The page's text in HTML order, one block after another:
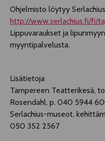
Ohjelmisto löytyy
http://www.serlachius.fi/fi/
Lippuvaraukset ja
myyntipalvelusta.
Lisätietoja
Tampereen Teatterikesä,
Rosendahl, p. 040 5944
Serlachius-museot,
050 352 2567